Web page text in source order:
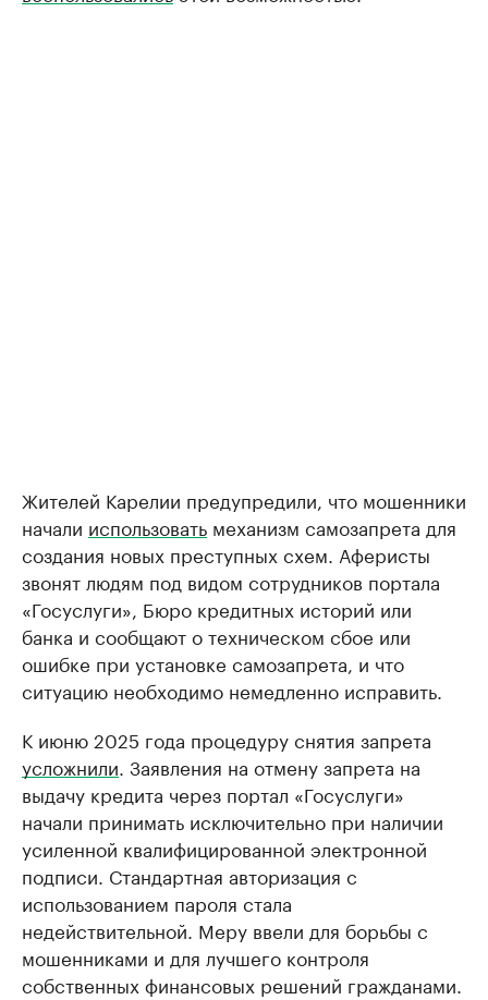
Жителей Карелии предупредили, что мошенники
начали использовать механизм самозапрета для
создания новых преступных схем. Аферисты
звонят людям под видом сотрудников портала
«Госуслуги», Бюро кредитных историй или
банка и сообщают о техническом сбое или
ошибке при установке самозапрета, и что
ситуацию необходимо немедленно исправить.
К июню 2025 года процедуру снятия запрета
усложнили. Заявления на отмену запрета на
выдачу кредита через портал «Госуслуги»
начали принимать исключительно при наличии
усиленной квалифицированной электронной
подписи. Стандартная авторизация с
использованием пароля стала
недействительной. Меру ввели для борьбы с
мошенниками и для лучшего контроля
собственных финансовых решений гражданами.